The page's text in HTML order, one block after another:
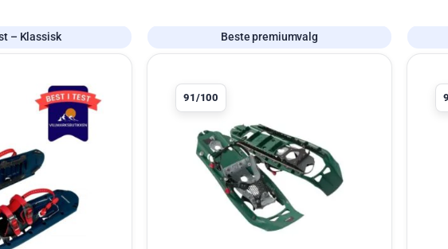
– Klassisk
Produkt 2 av 10
Beste premiumvalg
91/100